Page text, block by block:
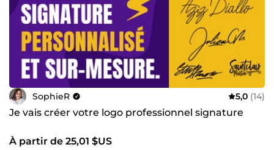
SophieR 5,0 (14)
Je vais créer votre logo professionnel signature
À partir de 25,01 $US